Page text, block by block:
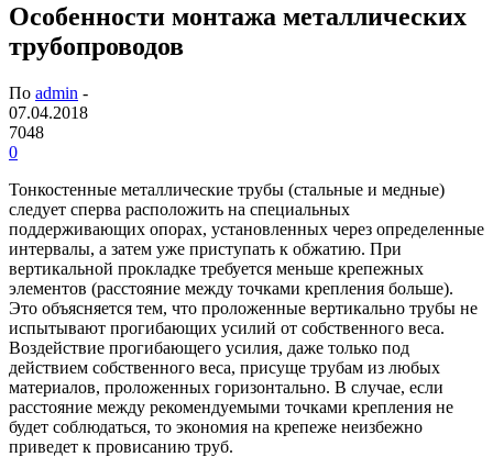
Особенности монтажа металлических
трубопроводов
По admin -
07.04.2018
7048
0
Тонкостенные металлические трубы (стальные и медные)
следует сперва расположить на специальных
поддерживающих опорах, установленных через определенные
интервалы, а затем уже приступать к обжатию. При
вертикальной прокладке требуется меньше крепежных
элементов (расстояние между точками крепления больше).
Это объясняется тем, что проложенные вертикально трубы не
испытывают прогибающих усилий от собственного веса.
Воздействие прогибающего усилия, даже только под
действием собственного веса, присуще трубам из любых
материалов, проложенных горизонтально. В случае, если
расстояние между рекомендуемыми точками крепления не
будет соблюдаться, то экономия на крепеже неизбежно
приведет к провисанию труб.